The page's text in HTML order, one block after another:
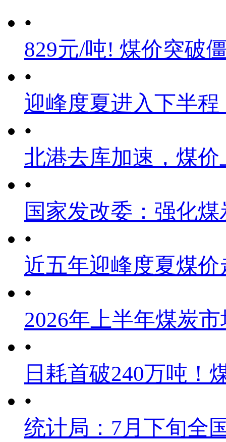
•
829元/吨! 煤价突破
•
迎峰度夏进入下半
•
北港去库加速，煤
•
国家发改委：强化
•
近五年迎峰度夏煤价
•
2026年上半年煤炭
•
日耗首破240万吨！
•
统计局：7月下旬全